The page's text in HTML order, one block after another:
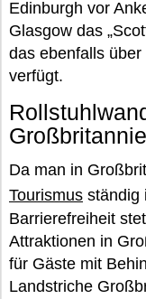
Edinburgh vor
Glasgow das
das ebenfalls
verfügt.
Da man in
Tourismus ständig
Barrierefreiheit
Attraktionen in
für Gäste mit
Landstriche